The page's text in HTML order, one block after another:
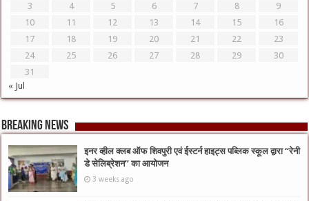
3
4 5 6 7 8
9
10
11 12 13 14 15
16
17
18 19 20 21 22
23
24
25 26 27 28 29
30
31
« Jul
Breaking News
इनर व्हील क्लब ऑफ शिवपुरी एवं ईस्टर्न हाइट्स पब्लिक स्कूल द्वारा “रेनी
डे सेलिब्रेशन” का आयोजन
3 weeks ago